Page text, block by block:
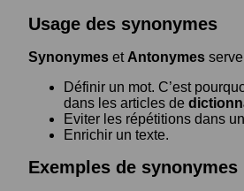
Usage des synonymes
Synonymes et Antonymes
Définir un mot. C’est
dans les articles de
Eviter les répétitions dans
Enrichir un texte.
Exemples de synonymes